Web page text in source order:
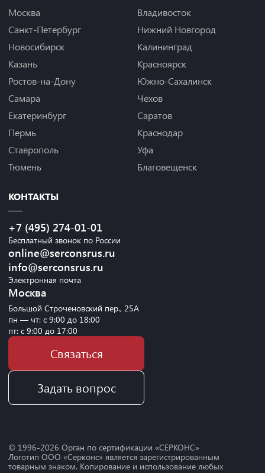
Москва
Санкт-Петербург
Новосибирск
Казань
Ростов-на-Дону
Самара
Екатеринбург
Пермь
Ставрополь
Тюмень
Владивосток
Нижний Новгород
Калининград
Красноярск
Южно-Сахалинск
Чехов
Саратов
Краснодар
Уфа
Благовещенск
КОНТАКТЫ
+7 (495) 274-01-01
Бесплатный звонок по России
online@serconsrus.ru
info@serconsrus.ru
Электронная почта
Москва
Большой Строченовский пер., 25А
пн — чт: с 9:00 до 18:00
пт: с 9:00 до 17:00
Связаться
Задать вопрос
© 1996-2026 Орган по сертификации «СЕРКОНС»
Логотип ООО «Серконс» является зарегистрированным
товарным знаком. Копирование и использование любых